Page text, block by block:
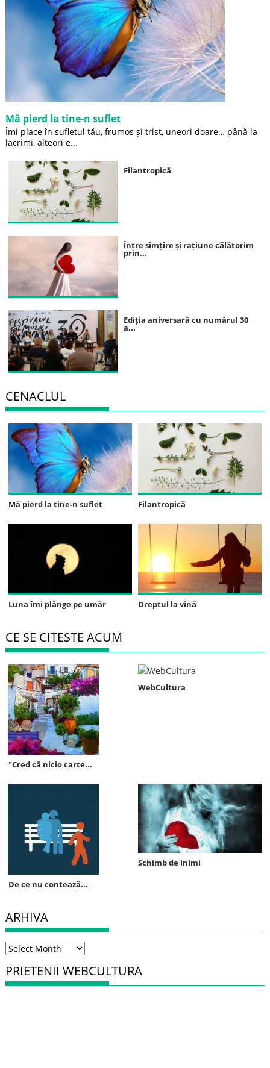
Mă pierd la tine-n suflet
Îmi place în sufletul tău, frumos și trist, uneori doare… până la
lacrimi, alteori e...
Filantropică
Între simțire și rațiune călătorim
prin...
Ediția aniversară cu numărul 30
a...
CENACLUL
Mă pierd la tine-n suflet Filantropică
Luna îmi plânge pe umăr Dreptul la vină
CE SE CITESTE ACUM
"Cred că nicio carte...
WebCultura
De ce nu contează...
Schimb de inimi
ARHIVA
Arhiva
PRIETENII WEBCULTURA